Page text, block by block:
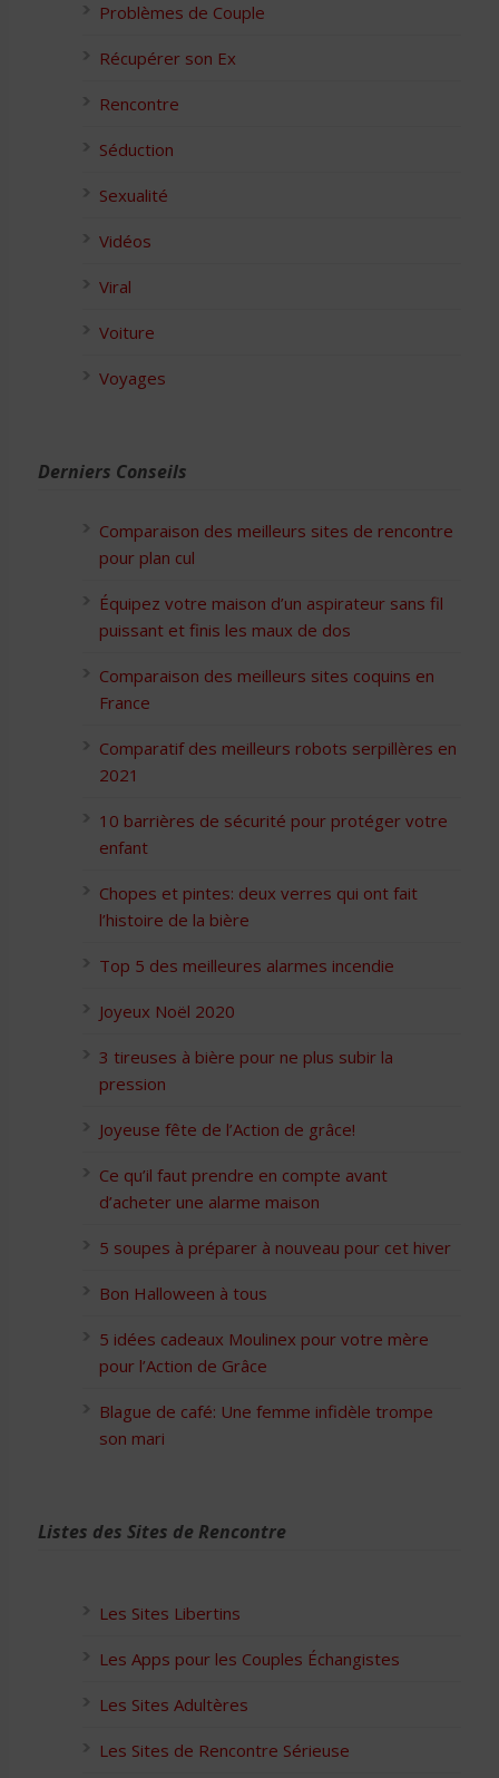
Problèmes de Couple
Récupérer son Ex
Rencontre
Séduction
Sexualité
Vidéos
Viral
Voiture
Voyages
Derniers Conseils
Comparaison des meilleurs sites de rencontre
pour plan cul
Équipez votre maison d’un aspirateur sans fil
puissant et finis les maux de dos
Comparaison des meilleurs sites coquins en
France
Comparatif des meilleurs robots serpillères en
2021
10 barrières de sécurité pour protéger votre
enfant
Chopes et pintes: deux verres qui ont fait
l’histoire de la bière
Top 5 des meilleures alarmes incendie
Joyeux Noël 2020
3 tireuses à bière pour ne plus subir la
pression
Joyeuse fête de l’Action de grâce!
Ce qu’il faut prendre en compte avant
d’acheter une alarme maison
5 soupes à préparer à nouveau pour cet hiver
Bon Halloween à tous
5 idées cadeaux Moulinex pour votre mère
pour l’Action de Grâce
Blague de café: Une femme infidèle trompe
son mari
Listes des Sites de Rencontre
Les Sites Libertins
Les Apps pour les Couples Échangistes
Les Sites Adultères
Les Sites de Rencontre Sérieuse